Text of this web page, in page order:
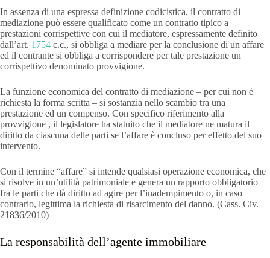
In assenza di una espressa definizione codicistica, il contratto di
mediazione può essere qualificato come un contratto tipico a
prestazioni corrispettive con cui il mediatore, espressamente definito
dall’art. 1754 c.c., si obbliga a mediare per la conclusione di un affare
ed il contrante si obbliga a corrispondere per tale prestazione un
corrispettivo denominato provvigione.
La funzione economica del contratto di mediazione – per cui non è
richiesta la forma scritta – si sostanzia nello scambio tra una
prestazione ed un compenso. Con specifico riferimento alla
provvigione , il legislatore ha statuito che il mediatore ne matura il
diritto da ciascuna delle parti se l’affare è concluso per effetto del suo
intervento.
Con il termine “affare” si intende qualsiasi operazione economica, che
si risolve in un’utilità patrimoniale e genera un rapporto obbligatorio
fra le parti che dà diritto ad agire per l’inadempimento o, in caso
contrario, legittima la richiesta di risarcimento del danno. (Cass. Civ.
21836/2010)
La responsabilità dell’agente immobiliare